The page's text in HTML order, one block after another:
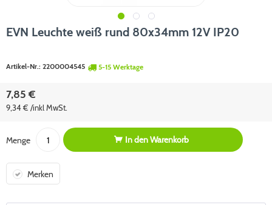
EVN Leuchte weiß rund 80x34mm 12V IP20
Artikel-Nr.: 2200004545 5-15 Werktage
7,85 €
9,34 € /inkl MwSt.
Menge In denWarenkorb
Merken